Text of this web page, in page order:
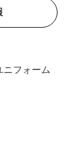
ニフォーム